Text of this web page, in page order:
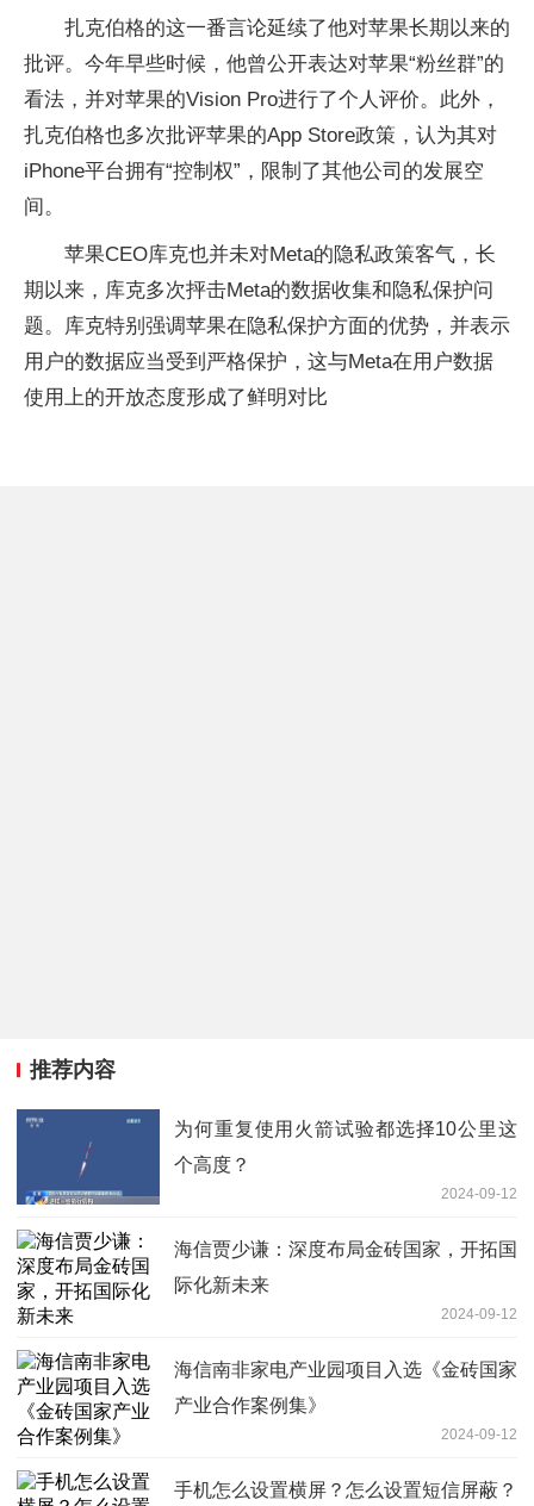
扎克伯格的这一番言论延续了他对苹果长期以来的
批评。今年早些时候，他曾公开表达对苹果“粉丝群”的
看法，并对苹果的Vision Pro进行了个人评价。此外，
扎克伯格也多次批评苹果的App Store政策，认为其对
iPhone平台拥有“控制权”，限制了其他公司的发展空
间。
苹果CEO库克也并未对Meta的隐私政策客气，长
期以来，库克多次抨击Meta的数据收集和隐私保护问
题。库克特别强调苹果在隐私保护方面的优势，并表示
用户的数据应当受到严格保护，这与Meta在用户数据
使用上的开放态度形成了鲜明对比
推荐内容
为何重复使用火箭试验都选择10公里这
个高度？
2024-09-12
海信贾少谦：深度布局金砖国家，开拓国
际化新未来
2024-09-12
海信南非家电产业园项目入选《金砖国家
产业合作案例集》
2024-09-12
手机怎么设置横屏？怎么设置短信屏蔽？